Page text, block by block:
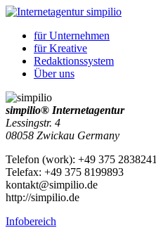
fürUnternehmen
fürKreative
Redaktionssystem
Über uns
simpilio® Internetagentur
Lessingstr. 4
08058 Zwickau Germany
Telefon (work): +49 375 2838241
Telefax: +49 375 8199893
kontakt@simpilio.de
http://simpilio.de
Infobereich